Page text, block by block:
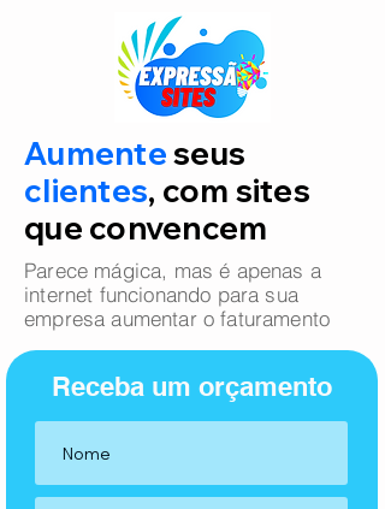
Aumenteseus
clientes, com sites
que convencem
Parece mágica, mas é apenas a
internet funcionando para sua
empresa aumentar o faturamento
Receba um orçamento